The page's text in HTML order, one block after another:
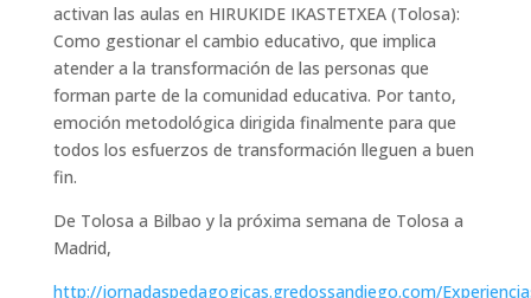
activan las aulas en HIRUKIDE IKASTETXEA (Tolosa):
Como gestionar el cambio educativo, que implica
atender a la transformación de las personas que
forman parte de la comunidad educativa. Por tanto,
emoción metodológica dirigida finalmente para que
todos los esfuerzos de transformación lleguen a buen
fin.
De Tolosa a Bilbao y la próxima semana de Tolosa a
Madrid,
http://jornadaspedagogicas.gredossandiego.com/